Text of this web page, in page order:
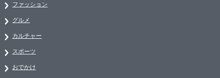
ファッション
グルメ
カルチャー
スポーツ
おでかけ